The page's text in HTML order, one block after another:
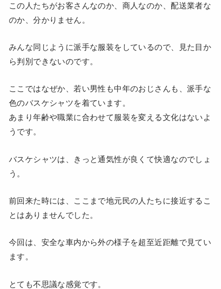
この人たちがお客さんなのか、商人なのか、配送業者な
のか、分かりません。
みんな同じように派手な服装をしているので、見た目か
ら判別できないのです。
ここではなぜか、若い男性も中年のおじさんも、派手な
色のバスケシャツを着ています。
あまり年齢や職業に合わせて服装を変える文化はないよ
うです。
バスケシャツは、きっと通気性が良くて快適なのでしょ
う。
前回来た時には、ここまで地元民の人たちに接近するこ
とはありませんでした。
今回は、安全な車内から外の様子を超至近距離で見てい
ます。
とても不思議な感覚です。